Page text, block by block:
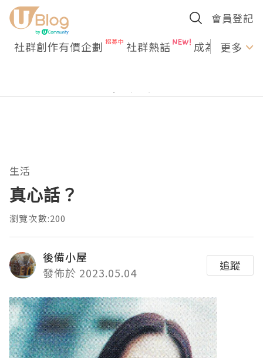
會員登記
社群創作有價企劃 社群熱話 成為U更多
生活
真心話？
瀏覽次數:200
後備小屋
發佈於 2023.05.04
追蹤